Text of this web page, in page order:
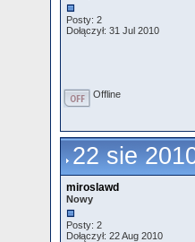
Posty: 2
Dołączył: 31 Jul 2010
Offline
22 sie
miroslawd
Nowy
Posty: 2
Dołączył: 22 Aug 2010